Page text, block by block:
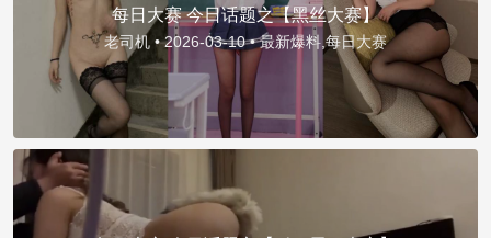
每日大赛 今日话题之【黑丝大赛】
老司机 •2026-03-10 •最新爆料,每日大赛